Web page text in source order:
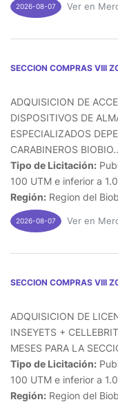
2026-08-07 Ver en
SECCION COMPRAS VIII
ADQUISICION DE
DISPOSITIVOS DE
ESPECIALIZADOS
CARABINEROS
Tipo de Licitación:
100 UTM e inferior a
Región: Region del
2026-08-07 Ver en
SECCION COMPRAS VIII
ADQUISICION DE
INSEYETS +
MESES PARA LA
Tipo de Licitación:
100 UTM e inferior a
Región: Region del